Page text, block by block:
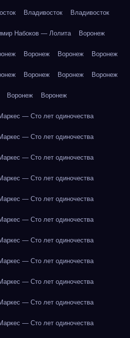
Владивосток Владивосток
Набоков — Лолита Воронеж
Воронеж Воронеж Воронеж
Воронеж Воронеж Воронеж
Воронеж Воронеж
— Сто лет одиночества
— Сто лет одиночества
— Сто лет одиночества
— Сто лет одиночества
— Сто лет одиночества
— Сто лет одиночества
— Сто лет одиночества
— Сто лет одиночества
— Сто лет одиночества
— Сто лет одиночества
— Сто лет одиночества